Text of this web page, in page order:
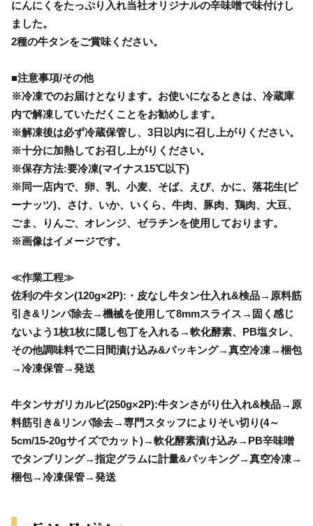
にんにくをたっぷり入れ当社オリジナルの辛味噌で味付けし
ました。
2種の牛タンをご賞味ください。
■注意事項/その他
※冷凍でのお届けとなります。お使いになるときは、冷蔵庫
内で解凍していただくことをお勧めします。
※解凍後は必ず冷蔵保管し、3日以内に召し上がりください。
※十分に加熱してお召し上がりください。
※保存方法:要冷凍(マイナス15℃以下)
※同一店内で、卵、乳、小麦、そば、えび、かに、落花生(ピ
ーナッツ)、さけ、いか、いくら、牛肉、豚肉、鶏肉、大豆、
ごま、りんご、オレンジ、ゼラチンを使用しております。
※画像はイメージです。
≪作業工程≫
佐利の牛タン(120g×2P):・皮なし牛タン仕入れ&検品→原料筋
引き&リンパ除去→機械を使用して8mmスライス→固く感じ
ないよう1枚1枚に隠し包丁を入れる→軟化酵素、PB塩タレ、
その他調味料で二日間漬け込み&パッキング→真空冷凍→梱包
→冷凍保管→発送
牛タンサガリカルビ(250g×2P):牛タンさがり仕入れ&検品→原
料筋引き&リンパ除去→専門スタッフによりそい切り(4～
5cm/15-20gサイズでカット)→軟化酵素漬け込み→PB辛味噌
でタンブリング→指定グラムに計量&パッキング→真空冷凍→
梱包→冷凍保管→発送